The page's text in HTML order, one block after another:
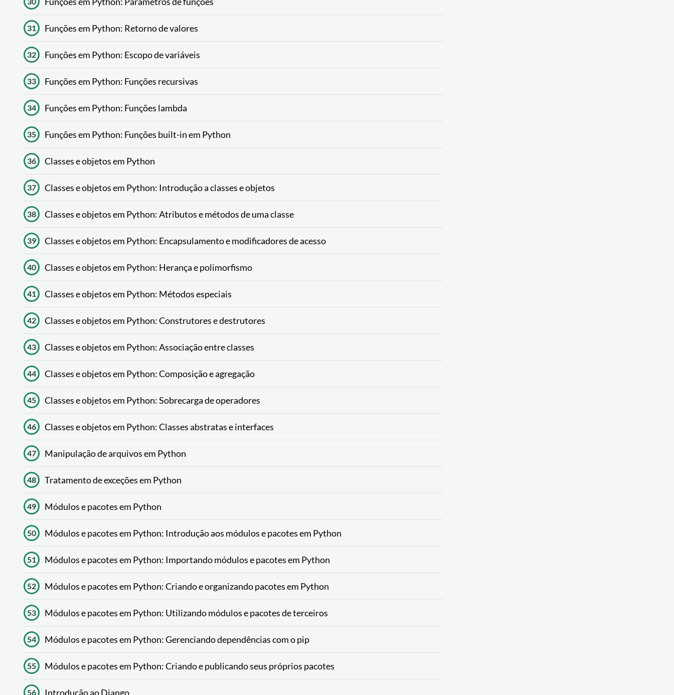
31 Funções em Python: Retorno de valores
32 Funções em Python: Escopo de variáveis
33 Funções em Python: Funções recursivas
34 Funções em Python: Funções lambda
35 Funções em Python: Funções built-in em Python
36 Classes e objetos em Python
37 Classes e objetos em Python: Introdução a classes e objetos
38 Classes e objetos em Python: Atributos e métodos de uma classe
39 Classes e objetos em Python: Encapsulamento e modificadores de acesso
40 Classes e objetos em Python: Herança e polimorfismo
41 Classes e objetos em Python: Métodos especiais
42 Classes e objetos em Python: Construtores e destrutores
43 Classes e objetos em Python: Associação entre classes
44 Classes e objetos em Python: Composição e agregação
45 Classes e objetos em Python: Sobrecarga de operadores
46 Classes e objetos em Python: Classes abstratas e interfaces
47 Manipulação de arquivos em Python
48 Tratamento de exceções em Python
49 Módulos e pacotes em Python
50 Módulos e pacotes em Python: Introdução aos módulos e pacotes em Python
51 Módulos e pacotes em Python: Importando módulos e pacotes em Python
52 Módulos e pacotes em Python: Criando e organizando pacotes em Python
53 Módulos e pacotes em Python: Utilizando módulos e pacotes de terceiros
54 Módulos e pacotes em Python: Gerenciando dependências com o pip
55 Módulos e pacotes em Python: Criando e publicando seus próprios pacotes
56 Introdução ao Django